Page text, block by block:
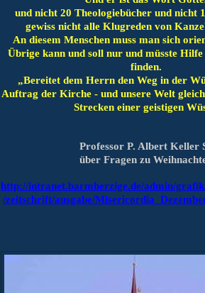
und nicht 20 Theologiebücher und nicht
gewiss nicht alle Klugreden von
An diesem Menschen muss man sich
Übrige kann und soll nur und müsste
finden.
„Bereitet dem Herrn den Weg in der
Auftrag der Kirche - und unsere Welt
Strecken einer geistigen
Professor P. Albert Keller
über Fragen zu
http://intranet.barmherzige.de/admin/
/zeitschrift/ausgabe/